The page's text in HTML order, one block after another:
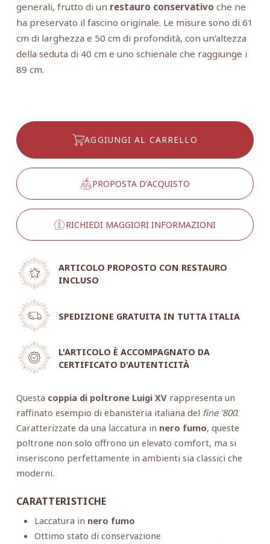
generali, frutto di un restauro conservativo che ne
ha preservato il fascino originale. Le misure sono di 61
cm di larghezza e 50 cm di profondità, con un’altezza
della seduta di 40 cm e uno schienale che raggiunge i
89 cm.
AGGIUNGI AL CARRELLO
PROPOSTA D'ACQUISTO
RICHIEDI MAGGIORI INFORMAZIONI
ARTICOLO PROPOSTO CON RESTAURO
INCLUSO
SPEDIZIONE GRATUITA IN TUTTA ITALIA
L'ARTICOLO È ACCOMPAGNATO DA
CERTIFICATO D'AUTENTICITÀ
Questa coppia di poltrone Luigi XVrappresenta un
raffinato esempio di ebanisteria italiana del fine '800.
Caratterizzate da una laccatura in nero fumo, queste
poltrone non solo offrono un elevato comfort, ma si
inseriscono perfettamente in ambienti sia classici che
moderni.
CARATTERISTICHE
Laccatura in nero fumo
Ottimo stato di conservazione